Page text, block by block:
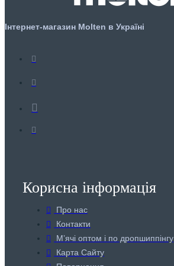
Інтернет-магазин Molten в Україні
Корисна інформація
Про нас
Контакти
Мʼячі оптом і по дропшиппінгу
Карта Сайту